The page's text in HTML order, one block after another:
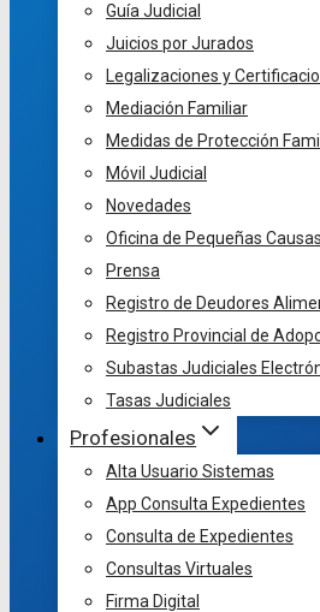
Guía Judicial
Juicios por Jurados
Legalizaciones y
Mediación Familiar
Medidas de Protección
Móvil Judicial
Novedades
Oficina de Pequeñas
Prensa
Registro de Deudores
Registro Provincial de
Subastas Judiciales
Tasas Judiciales
Profesionales
Alta Usuario Sistemas
App Consulta Expedientes
Consulta de Expedientes
Consultas Virtuales
Firma Digital